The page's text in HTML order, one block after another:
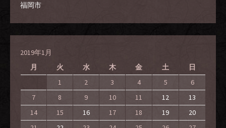
福岡市
2019年1月
月
火 水 木 金 土 日
1 2 3 4 5
6
7
8 9 10 11 12
13
14
15 16 17 18 19
20